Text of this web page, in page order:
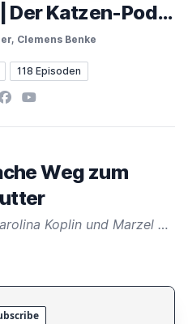
Alles für die Katz | Der Katzen-Podcast
Clemens Benke
118 Episoden
YouTube
Weg zum
Der Katzen-Podcast mit Carolina Koplin und Marzel Becker